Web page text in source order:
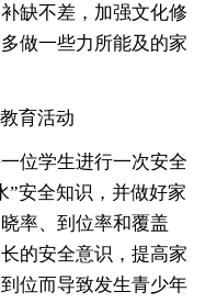
缺不差，加强文化修
做一些力所能及的家
育活动
位学生进行一次安全
”安全知识，并做好家
率、到位率和覆盖
的安全意识，提高家
位而导致发生青少年